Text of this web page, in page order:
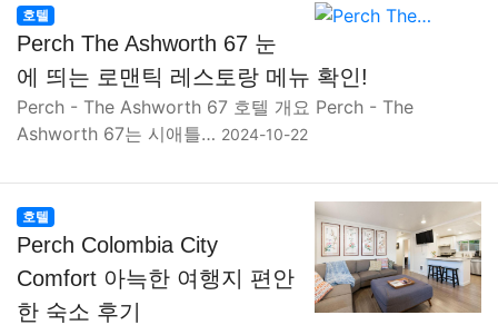
호텔
Perch The Ashworth 67 눈
에 띄는 로맨틱 레스토랑 메뉴 확인!
Perch - The Ashworth 67 호텔 개요 Perch - The
Ashworth 67는 시애틀… 2024-10-22
호텔
Perch Colombia City
Comfort 아늑한 여행지 편안
한 숙소 후기